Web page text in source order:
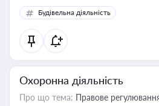
Будівельна діяльність
Охоронна діяльність
Про що тема: Правове